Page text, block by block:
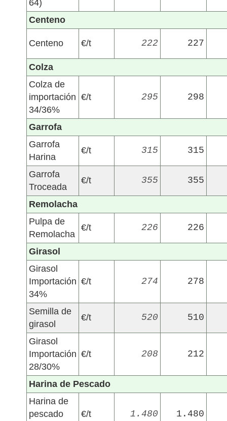
64)
Centeno
Centeno €/t 222 227
Colza
Colza de
importación
34/36%
€/t 295 298
Garrofa
Garrofa
Harina
€/t 315 315
Garrofa
Troceada
€/t 355 355
Remolacha
Pulpa de
Remolacha
€/t 226 226
Girasol
Girasol
Importación
34%
€/t 274 278
Semilla de
girasol
€/t 520 510
Girasol
Importación
28/30%
€/t 208 212
Harina de Pescado
Harina de
pescado
€/t 1.480 1.480